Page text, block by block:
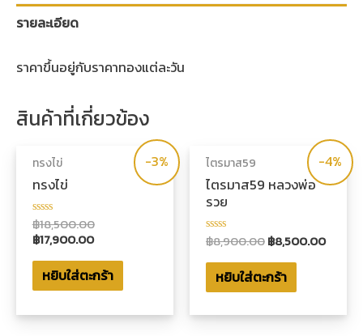
รายละเอียด
ราคาขึ้นอยู่กับราคาทองแต่ละวัน
สินค้าที่เกี่ยวข้อง
-3%
ทรงไข่
ทรงไข่
ให้
คะแนน
0
คะแนน
฿18,500.00
฿17,900.00
หยิบใส่ตะกร้า
-4%
ไตรมาส59
ไตรมาส59 หลวงพ่อ
รวย
ให้
คะแนน
0
ตั้งแต่
5
฿8,900.00฿8,500.00
หยิบใส่ตะกร้า